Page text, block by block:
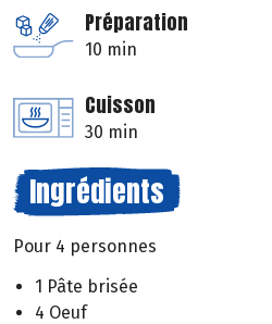
Préparation
10 min
Cuisson
30 min
Ingrédients
Pour 4 personnes
1 Pâte brisée
4 Oeuf